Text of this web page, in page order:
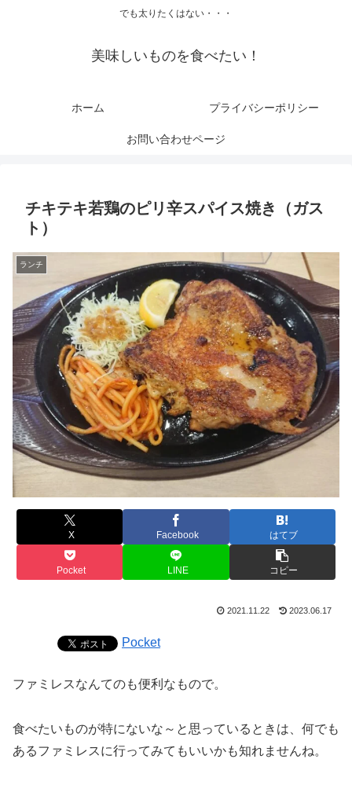
でも太りたくはない・・・
美味しいものを食べたい！
ホーム プライバシーポリシー
お問い合わせページ
チキテキ若鶏のピリ辛スパイス焼き（ガス
ト）
ランチ
X Facebook はてブ
Pocket LINE コピー
2021.11.22 2023.06.17
Pocket
ファミレスなんてのも便利なもので。
食べたいものが特にないな～と思っているときは、何でも
あるファミレスに行ってみてもいいかも知れませんね。